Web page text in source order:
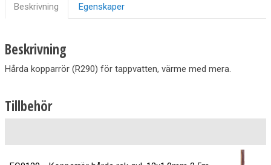
Beskrivning Egenskaper
Beskrivning
Hårda kopparrör (R290) för tappvatten, värme med mera.
Tillbehör